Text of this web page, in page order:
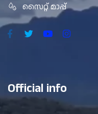
സൈറ്റ് മാപ്പ്
Official info